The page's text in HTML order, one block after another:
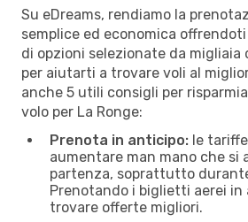
Su eDreams, rendiamo la
semplice ed economica
di opzioni selezionate da migliaia
per aiutarti a trovare voli al
anche 5 utili consigli per
volo per La Ronge:
Prenota in anticipo: le
aumentare man mano che si
partenza, soprattutto
Prenotando i biglietti aerei in
trovare offerte migliori.